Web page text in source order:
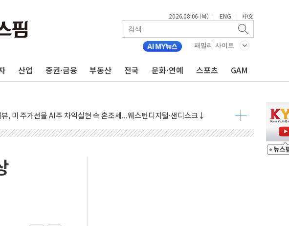
2026.08.06 (목) | ENG | 中文
패밀리 사이트
산업 증권·금융 부동산 전국 문화·연예 스포츠 GAM
전 특징주...모더나·아이온큐·도어대시↑ VS 샌디스크·피그마·앱러빈↓
업이익 N% 성과급 반대…상법·자본시장법 개정 논의"
거리 탄도미사일 발사에 긴급 안보 점검회의
고…美 고용 둔화·호르무즈 재개방 기대에 강세
론으로 우크라 민간인 '사파리' 공격… 시민들 공포감 극대화 전략
수 하락 속 'DGC' 임시 주총 기대감에 홀로 상한가…마진 잔액은 사상 최고